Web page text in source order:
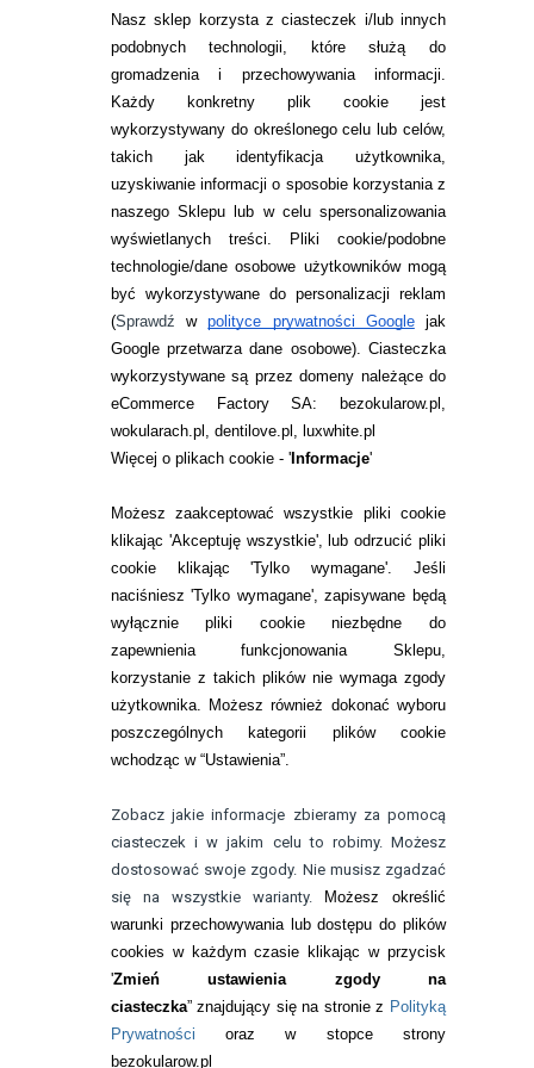
Nasz sklep korzysta z ciasteczek i/lub innych
podobnych technologii, które służą do
gromadzenia i przechowywania informacji.
Każdy konkretny plik cookie jest
wykorzystywany do określonego celu lub celów,
takich jak identyfikacja użytkownika,
uzyskiwanie informacji o sposobie korzystania z
naszego Sklepu lub w celu spersonalizowania
wyświetlanych treści.
Pliki cookie/podobne
technologie/dane osobowe użytkowników mogą
być wykorzystywane do personalizacji reklam
(Sprawdźwpolityce prywatności Googlejak
Google przetwarza dane osobowe). Ciasteczka
wykorzystywane są przez domeny należące do
eCommerce Factory SA: bezokularow.pl,
wokularach.pl, dentilove.pl, luxwhite.pl
Więcej o plikach cookie - 'Informacje'
Możesz zaakceptować wszystkie pliki cookie
klikając 'Akceptuję wszystkie', lub odrzucić pliki
cookie klikając 'Tylko wymagane'. Jeśli
naciśniesz 'Tylko wymagane', zapisywane będą
wyłącznie pliki cookie niezbędne do
zapewnienia funkcjonowania Sklepu,
korzystanie z takich plików nie wymaga zgody
użytkownika. Możesz również dokonać wyboru
poszczególnych kategorii plików cookie
wchodząc w “Ustawienia”.
Zobacz jakie informacje zbieramy za pomocą
ciasteczek i w jakim celu to robimy. Możesz
dostosować swoje zgody. Nie musisz zgadzać
się na wszystkie warianty.
Możesz określić
warunki przechowywania lub dostępu do plików
cookies w każdym czasie klikając w przycisk
'Zmień ustawienia zgody na
ciasteczka” znajdujący się na stronie z Polityką
Prywatności oraz w stopce strony
bezokularow.pl
214,97pln 93,99 pln
INFORMACJE KONTAKTOWE
JAK ZAMAWIAĆ?
ZWROTY I REKLAMACJA
WARUNKI ZAKUPÓW
RANKINGI SOCZEWEK
SOCZEWKI KOLOROWE
Zwrot (odstąpienie od umowy)
ZMIEŃ USTAWIENIA ZGODY NA CIASTECZKA
KONTAKT
telefon:
22 113 44 42
telefon:
732 08 08 72
kontakt@bezokularow.pl